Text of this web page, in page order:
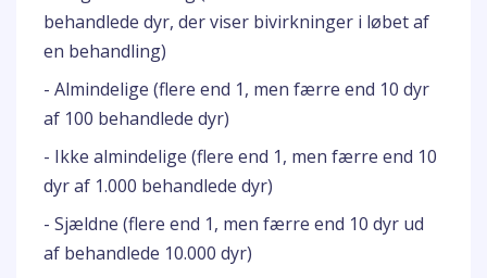
behandlede dyr, der viser bivirkninger i løbet af
en behandling)
- Almindelige (flere end 1, men færre end 10 dyr
af 100 behandlede dyr)
- Ikke almindelige (flere end 1, men færre end 10
dyr af 1.000 behandlede dyr)
- Sjældne (flere end 1, men færre end 10 dyr ud
af behandlede 10.000 dyr)